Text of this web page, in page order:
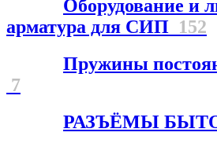
Оборудование и
арматура для СИП 152
Пружины
7
РАЗЪЁМЫ